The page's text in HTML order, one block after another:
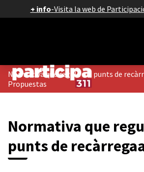
+ info-Visita la web de
Normativa que regula els punts de
Propuestas
Normativa que
punts de